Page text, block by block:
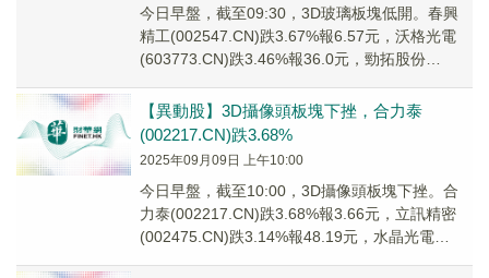
今日早盤，截至09:30，3D玻璃板塊低開。春興
精工(002547.CN)跌3.67%報6.57元，沃格光電
(603773.CN)跌3.46%報36.0元，勁拓股份
【異動股】3D攝像頭板塊下挫，合力泰
(002217.CN)跌3.68%
2025年09月09日 上午10:00
今日早盤，截至10:00，3D攝像頭板塊下挫。合
力泰(002217.CN)跌3.68%報3.66元，立訊精密
(002475.CN)跌3.14%報48.19元，水晶光電